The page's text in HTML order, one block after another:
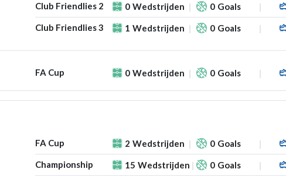
Club Friendlies 2 0 Wedstrijden 0 Goals
Club Friendlies 3 1 Wedstrijden 0 Goals
FA Cup 0 Wedstrijden 0 Goals
FA Cup 2 Wedstrijden 0 Goals
Championship 15 Wedstrijden 0 Goals